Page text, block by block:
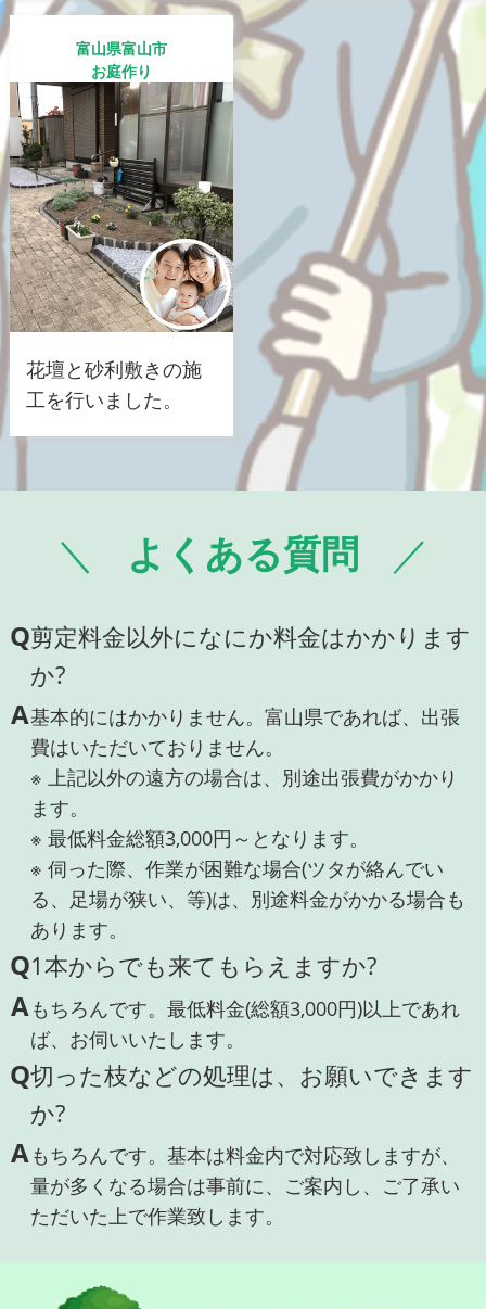
富山県富山市
お庭作り
花壇と砂利敷きの施
工を行いました。
よくある質問
Q剪定料金以外になにか料金はかかります
か?
A基本的にはかかりません。富山県であれば、出張
費はいただいておりません。
※ 上記以外の遠方の場合は、別途出張費がかかり
ます。
※ 最低料金総額3,000円～となります。
※ 伺った際、作業が困難な場合(ツタが絡んでい
る、足場が狭い、等)は、別途料金がかかる場合も
あります。
Q1本からでも来てもらえますか?
Aもちろんです。最低料金(総額3,000円)以上であれ
ば、お伺いいたします。
Q切った枝などの処理は、お願いできます
か?
Aもちろんです。基本は料金内で対応致しますが、
量が多くなる場合は事前に、ご案内し、ご了承い
ただいた上で作業致します。